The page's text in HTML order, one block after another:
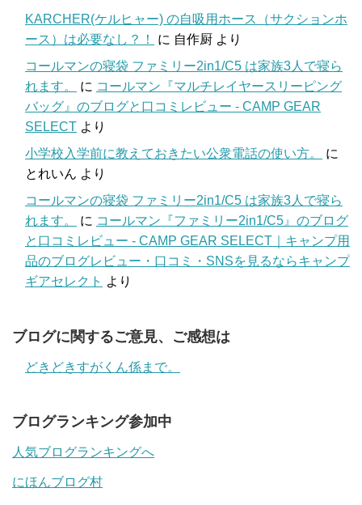
KARCHER(ケルヒャー) の自吸用ホース（サクションホ
ース）は必要なし？！
に 自作厨 より
コールマンの寝袋 ファミリー2in1/C5 は家族3人で寝ら
れます。
に コールマン『マルチレイヤースリーピング
バッグ』のブログと口コミレビュー - CAMP GEAR
SELECT より
小学校入学前に教えておきたい公衆電話の使い方。
に
とれいん より
コールマンの寝袋 ファミリー2in1/C5 は家族3人で寝ら
れます。
に コールマン『ファミリー2in1/C5』のブログ
と口コミレビュー - CAMP GEAR SELECT｜キャンプ用
品のブログレビュー・口コミ・SNSを見るならキャンプ
ギアセレクト より
ブログに関するご意見、ご感想は
どきどきすがくん係まで。
ブログランキング参加中
人気ブログランキングへ
にほんブログ村